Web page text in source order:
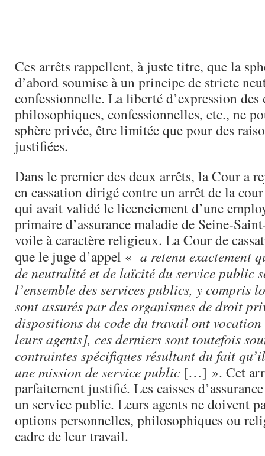
Ces arrêts rappellent, à juste titre, que la
d’abord soumise à un principe de stricte
confessionnelle. La liberté d’expression
philosophiques, confessionnelles, etc., ne
sphère privée, être limitée que pour des
justifiées.
Dans le premier des deux arrêts, la Cour a
en cassation dirigé contre un arrêt de la
qui avait validé le licenciement d’une
primaire d’assurance maladie de Seine-
voile à caractère religieux. La Cour de
que le juge d’appel « a retenu exactement
de neutralité et de laïcité du service public
l’ensemble des services publics, y compris
sont assurés par des organismes de droit
dispositions du code du travail ont
leurs agents], ces derniers sont toutefois
contraintes spécifiques résultant du fait
une mission de service public […] ». Cet
parfaitement justifié. Les caisses
un service public. Leurs agents ne doivent
options personnelles, philosophiques ou
cadre de leur travail.